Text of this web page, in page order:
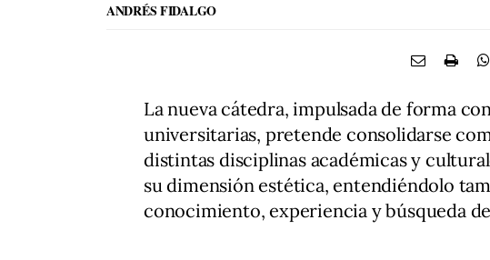
ANDRÉS FIDALGO
La nueva cátedra, impulsada de forma
universitarias, pretende consolidarse
distintas disciplinas académicas y
su dimensión estética, entendiéndolo
conocimiento, experiencia y búsqueda